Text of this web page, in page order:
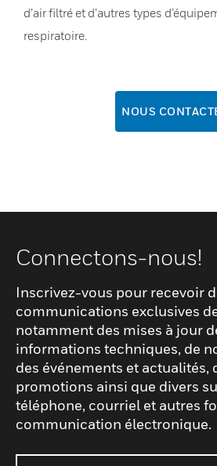
d’air filtré et d’autres types
respiratoire.
NOUS
Connectons-nous!
Inscrivez-vous pour recevoir
communications exclusives
notamment des mises à jour
informations techniques, de
des événements et actualités,
promotions ainsi que divers
téléphone, courriel et autres
communication électronique.